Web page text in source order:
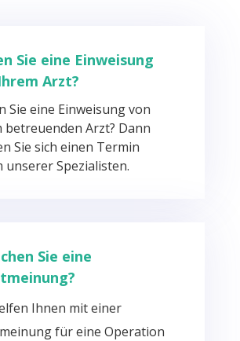
Sie eine Einweisung
Arzt?
Sie eine Einweisung von
betreuenden Arzt? Dann
Sie sich einen Termin
unserer Spezialisten.
Sie eine
Ihnen mit einer
für eine Operation